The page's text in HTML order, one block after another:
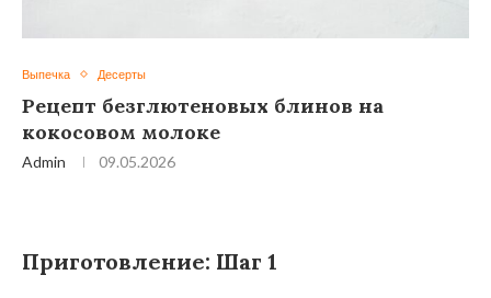
Выпечка Десерты
Рецепт безглютеновых блинов на
кокосовом молоке
Admin 09.05.2026
Приготовление: Шаг 1